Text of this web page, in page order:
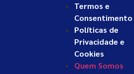
Termos e
Consentimento
Políticas de
Privacidade e
Cookies
Quem Somos